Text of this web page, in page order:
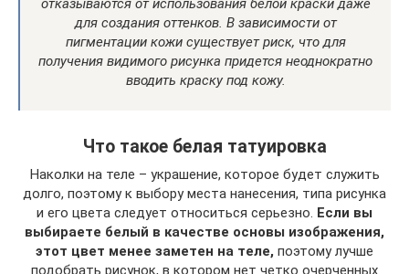
отказываются от использования белой краски даже
для создания оттенков. В зависимости от
пигментации кожи существует риск, что для
получения видимого рисунка придется неоднократно
вводить краску под кожу.
Что такое белая татуировка
Наколки на теле – украшение, которое будет служить
долго, поэтому к выбору места нанесения, типа рисунка
и его цвета следует относиться серьезно. Если вы
выбираете белый в качестве основы изображения,
этот цвет менее заметен на теле, поэтому лучше
подобрать рисунок, в котором нет четко очерченных